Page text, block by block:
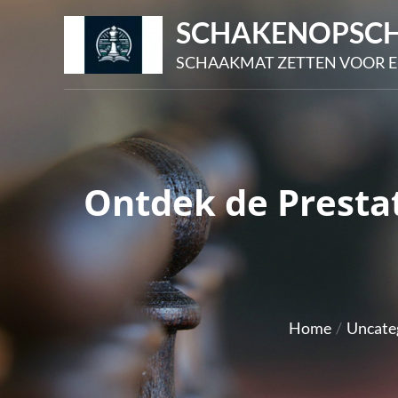
SCHAAKMAT ZETTEN VOOR
Ontdek de
Home